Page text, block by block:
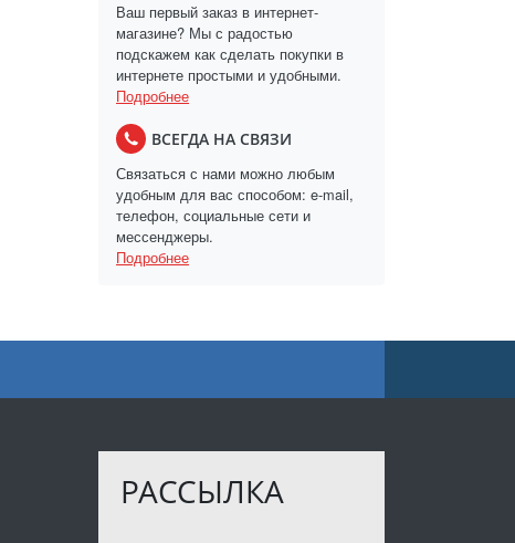
Ваш первый заказ в интернет-
магазине? Мы с радостью
подскажем как сделать покупки в
интернете простыми и удобными.
Подробнее
ВСЕГДА НА СВЯЗИ
Связаться с нами можно любым
удобным для вас способом: e-mail,
телефон, социальные сети и
мессенджеры.
Подробнее
РАССЫЛКА